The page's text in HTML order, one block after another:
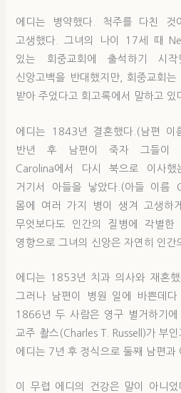
에디는 병약했다. 척주를 다친
고생했다. 그녀의 나이 17세 때
있는 회중교회에 출석하기 시
신앙고백을 반대했지만, 회중교회
받아 주었다고 회고록에서 말하고 있
에디는 1843년 결혼했다.(남편
반년 후 남편이 죽자 그들이
Carolina에서 다시 북으로 이사
거기서 아들을 낳았다.(아들 이름
몸에 여러 가지 병이 생겨 고생하
무엇보다도 인간의 질병에 각별
영향으로 그녀의 신앙은 자연히 인간
에디는 1853년 치과 의사와 재혼
그러나 남편이 병원 일에 바쁜데
1866년 두 사람은 영구 별거하기에
교주 촬스(Charles T. Russell)가 부
에디는 7년 후 정식으로 둘째 남편과
이 무렵 에디의 건강은 말이 아니